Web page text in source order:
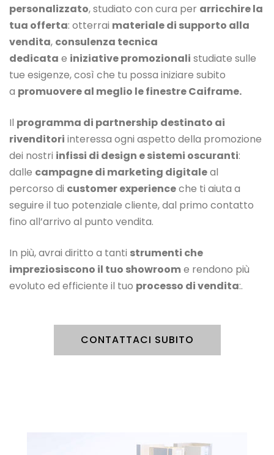
personalizzato, studiato con cura per arricchire la
tua offerta: otterrai materiale di supporto alla
vendita, consulenza tecnica
dedicata e iniziative promozionali studiate sulle
tue esigenze, così che tu possa iniziare subito
a promuovere al meglio le finestre Caiframe.
Il programma di partnership destinato ai
rivenditori interessa ogni aspetto della promozione
dei nostri infissi di design e sistemi oscuranti:
dalle campagne di marketing digitaleal
percorso di customer experienceche ti aiuta a
seguire il tuo potenziale cliente, dal primo contatto
fino all’arrivo al punto vendita.
In più, avrai diritto a tanti strumenti che
impreziosiscono il tuo showroome rendono più
evoluto ed efficiente il tuo processo di vendita:.
CONTATTACI SUBITO